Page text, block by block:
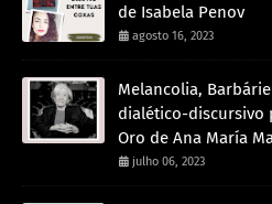
de Isabela Penov
agosto 16, 2023
Melancolia,
dialético-discursivo
Oro de Ana María
julho 06, 2023